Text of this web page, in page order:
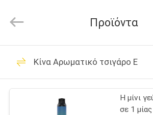
ΣΠΊΤΙ
ΠΡΟΪΌΝΤΑ
Rights
by
Μίας χρήσης
Vape
Προϊόντα
Κίνα Αρωματικό τσιγάρο Ε
Η μίνι
σε 1